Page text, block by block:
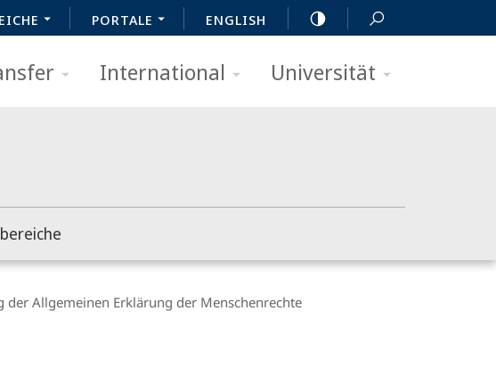
PORTALE ENGLISH
International Universität
der Allgemeinen Erklärung der Menschenrechte